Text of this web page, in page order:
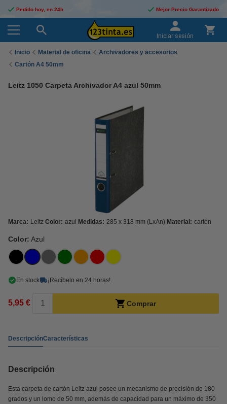
Pedido hoy, en 24h Mejor Precio Garantizado
Iniciar sesión
Inicio Material de oficina
Archivadores y accesorios
Cartón A4 50mm
Leitz 1050 Carpeta Archivador A4 azul 50mm
Marca: Leitz Color: azul Medidas: 285 x 318 mm (LxAn) Material: cartón
Color: Azul
En stock ¡Recíbelo en 24 horas!
5,95 € Comprar
DescripciónCaracterísticas
Descripción
Esta carpeta de cartón Leitz azul posee un mecanismo de precisión de 180
grados y un lomo de 50 mm, además de capacidad para un máximo de 350